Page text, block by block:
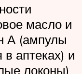
масло и
А (ампулы
аптеках) и
локоны)